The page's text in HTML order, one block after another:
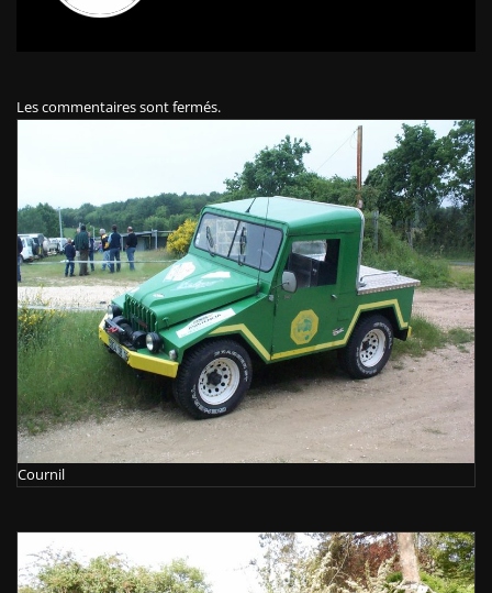
Les commentaires sont fermés.
Cournil